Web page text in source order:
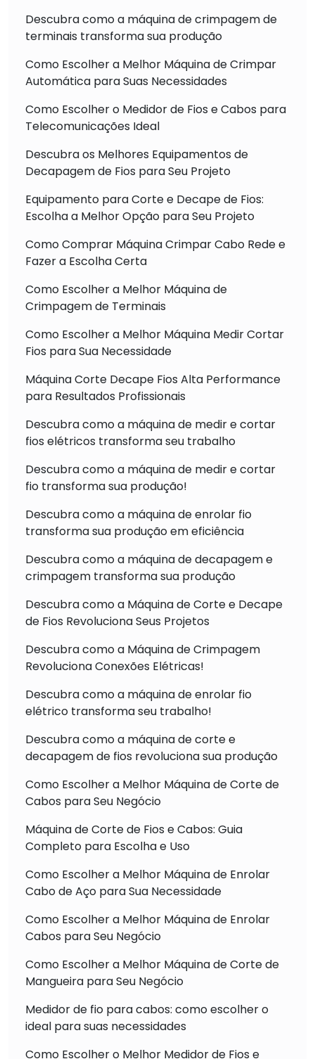
Descubra como a máquina de crimpagem de
terminais transforma sua produção
Como Escolher a Melhor Máquina de Crimpar
Automática para Suas Necessidades
Como Escolher o Medidor de Fios e Cabos para
Telecomunicações Ideal
Descubra os Melhores Equipamentos de
Decapagem de Fios para Seu Projeto
Equipamento para Corte e Decape de Fios:
Escolha a Melhor Opção para Seu Projeto
Como Comprar Máquina Crimpar Cabo Rede e
Fazer a Escolha Certa
Como Escolher a Melhor Máquina de
Crimpagem de Terminais
Como Escolher a Melhor Máquina Medir Cortar
Fios para Sua Necessidade
Máquina Corte Decape Fios Alta Performance
para Resultados Profissionais
Descubra como a máquina de medir e cortar
fios elétricos transforma seu trabalho
Descubra como a máquina de medir e cortar
fio transforma sua produção!
Descubra como a máquina de enrolar fio
transforma sua produção em eficiência
Descubra como a máquina de decapagem e
crimpagem transforma sua produção
Descubra como a Máquina de Corte e Decape
de Fios Revoluciona Seus Projetos
Descubra como a Máquina de Crimpagem
Revoluciona Conexões Elétricas!
Descubra como a máquina de enrolar fio
elétrico transforma seu trabalho!
Descubra como a máquina de corte e
decapagem de fios revoluciona sua produção
Como Escolher a Melhor Máquina de Corte de
Cabos para Seu Negócio
Máquina de Corte de Fios e Cabos: Guia
Completo para Escolha e Uso
Como Escolher a Melhor Máquina de Enrolar
Cabo de Aço para Sua Necessidade
Como Escolher a Melhor Máquina de Enrolar
Cabos para Seu Negócio
Como Escolher a Melhor Máquina de Corte de
Mangueira para Seu Negócio
Medidor de fio para cabos: como escolher o
ideal para suas necessidades
Como Escolher o Melhor Medidor de Fios e